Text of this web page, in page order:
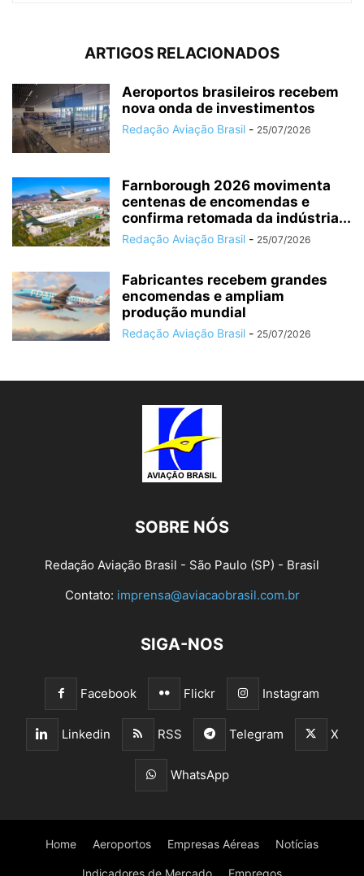
ARTIGOS RELACIONADOS
Aeroportos brasileiros recebem
nova onda de investimentos
Redação Aviação Brasil - 25/07/2026
Farnborough 2026 movimenta
centenas de encomendas e
confirma retomada da indústria...
Redação Aviação Brasil - 25/07/2026
Fabricantes recebem grandes
encomendas e ampliam
produção mundial
Redação Aviação Brasil - 25/07/2026
SOBRE NÓS
Redação Aviação Brasil - São Paulo (SP) - Brasil
Contato: imprensa@aviacaobrasil.com.br
SIGA-NOS
Facebook Flickr Instagram
Linkedin RSS Telegram X
WhatsApp
Home Aeroportos Empresas Aéreas Notícias
Indicadores de Mercado Empregos